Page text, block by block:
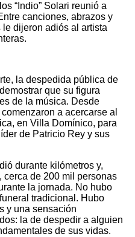
“Indio” Solari reunió a
canciones, abrazos y
dijeron adiós al artista
la despedida pública de
que su figura
de la música. Desde
a acercarse al
en Villa Domínico, para
de Patricio Rey y sus
durante kilómetros y,
de 200 mil personas
la jornada. No hubo
tradicional. Hubo
y una sensación
la de despedir a alguien
de sus vidas.